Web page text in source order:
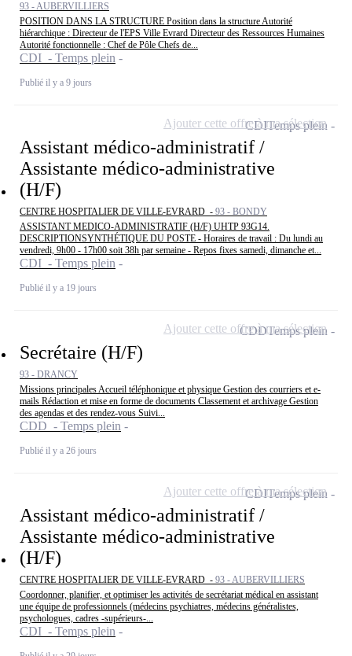
93 - AUBERVILLIERS
POSITION DANS LA STRUCTURE Position dans la structure Autorité
hiérarchique : Directeur de l'EPS Ville Evrard Directeur des Ressources Humaines
Autorité fonctionnelle : Chef de Pôle Chefs de...
CDI - Temps plein
Publié il y a 9 jours
Assistant médico-administratif /
Assistante médico-administrative
(H/F)
CENTRE HOSPITALIER DE VILLE-EVRARD - 93 - BONDY
ASSISTANT MEDICO-ADMINISTRATIF (H/F) UHTP 93G14.
DESCRIPTIONSYNTHÉTIQUE DU POSTE - Horaires de travail : Du lundi au
vendredi, 9h00 - 17h00 soit 38h par semaine - Repos fixes samedi, dimanche et...
CDI - Temps plein
Publié il y a 19 jours
CDITemps plein
Ajouter cette offre à ma sélection
Secrétaire (H/F)
93 - DRANCY
Missions principales Accueil téléphonique et physique Gestion des courriers et e-
mails Rédaction et mise en forme de documents Classement et archivage Gestion
des agendas et des rendez-vous Suivi...
CDD - Temps plein
Publié il y a 26 jours
CDDTemps plein
Ajouter cette offre à ma sélection
Assistant médico-administratif /
Assistante médico-administrative
(H/F)
CENTRE HOSPITALIER DE VILLE-EVRARD - 93 - AUBERVILLIERS
Coordonner, planifier, et optimiser les activités de secrétariat médical en assistant
une équipe de professionnels (médecins psychiatres, médecins généralistes,
psychologues, cadres -supérieurs-...
CDI - Temps plein
CDITemps plein
Ajouter cette offre à ma sélection